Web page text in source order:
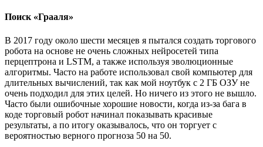
Поиск «Грааля»
В 2017 году около шести месяцев я пытался создать торгового
робота на основе не очень сложных нейросетей типа
перцептрона и LSTM, а также используя эволюционные
алгоритмы. Часто на работе использовал свой компьютер для
длительных вычислений, так как мой ноутбук с 2 ГБ ОЗУ не
очень подходил для этих целей. Но ничего из этого не вышло.
Часто были ошибочные хорошие новости, когда из-за бага в
коде торговый робот начинал показывать красивые
результаты, а по итогу оказывалось, что он торгует с
вероятностью верного прогноза 50 на 50.